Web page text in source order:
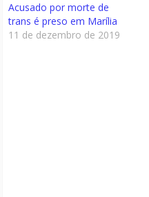
Acusado por morte de
trans é preso em Marília
11 de dezembro de 2019